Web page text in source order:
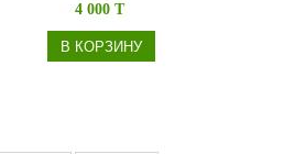
4 000 T
В КОРЗИНУ